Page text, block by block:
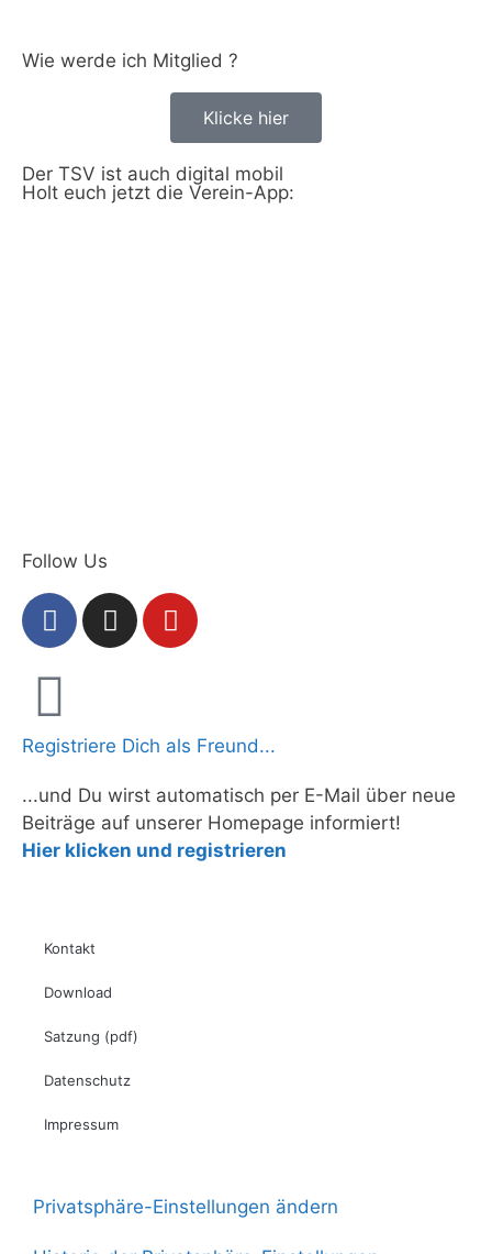
Wie werde ich Mitglied ?
Klicke hier
Der TSV ist auch digital mobil
Holt euch jetzt die Verein-App:
Follow Us
Registriere Dich als Freund...
...und Du wirst automatisch per E-Mail über neue
Beiträge auf unserer Homepage informiert!
Hier klicken und registrieren
Kontakt
Download
Satzung (pdf)
Datenschutz
Impressum
Privatsphäre-Einstellungen ändern